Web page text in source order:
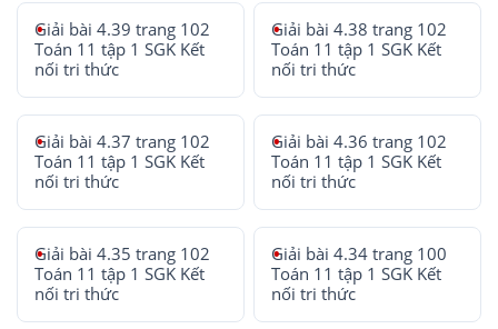
Giải bài 4.39 trang 102
Toán 11 tập 1 SGK Kết
nối tri thức
Giải bài 4.38 trang 102
Toán 11 tập 1 SGK Kết
nối tri thức
Giải bài 4.37 trang 102
Toán 11 tập 1 SGK Kết
nối tri thức
Giải bài 4.36 trang 102
Toán 11 tập 1 SGK Kết
nối tri thức
Giải bài 4.35 trang 102
Toán 11 tập 1 SGK Kết
nối tri thức
Giải bài 4.34 trang 100
Toán 11 tập 1 SGK Kết
nối tri thức